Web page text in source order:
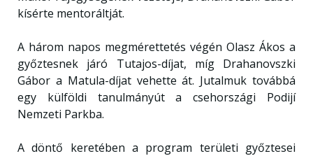
kísérte mentoráltját.
A három napos megmérettetés végén Olasz Ákos a
győztesnek járó Tutajos-díjat, míg Drahanovszki
Gábor a Matula-díjat vehette át. Jutalmuk továbbá
egy külföldi tanulmányút a csehországi Podijí
Nemzeti Parkba.
A döntő keretében a program területi győztesei